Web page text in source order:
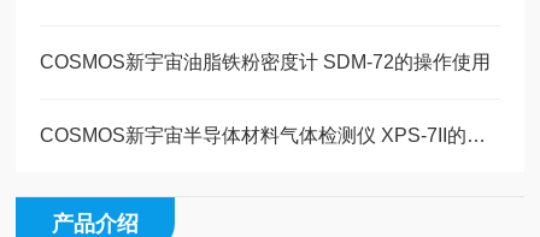
COSMOS新宇宙油脂铁粉密度计 SDM-72的操作使用
COSMOS新宇宙半导体材料气体检测仪 XPS-7II的操作使用
产品介绍